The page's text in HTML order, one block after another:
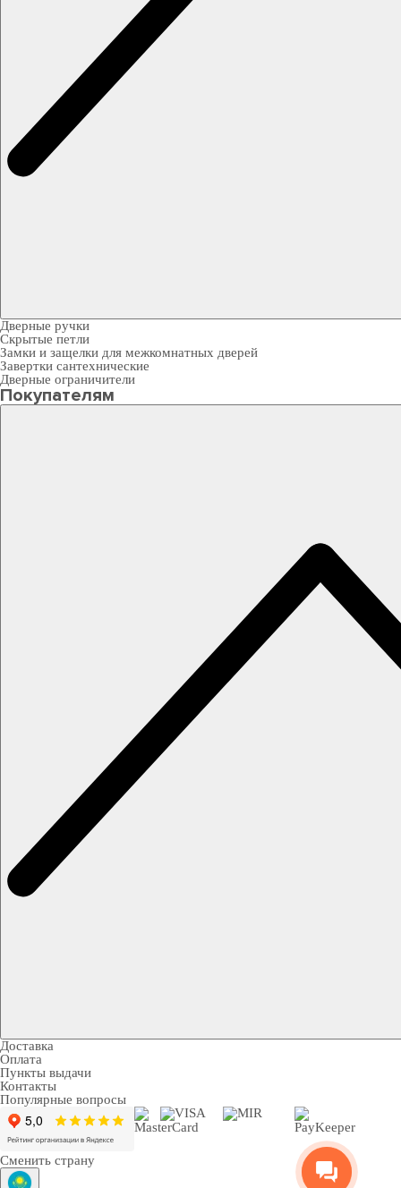
Дверные ручки
Скрытые петли
Замки и защелки для межкомнатных дверей
Завертки сантехнические
Дверные ограничители
Покупателям
Доставка
Оплата
Пункты выдачи
Контакты
Популярные вопросы
Сменить страну